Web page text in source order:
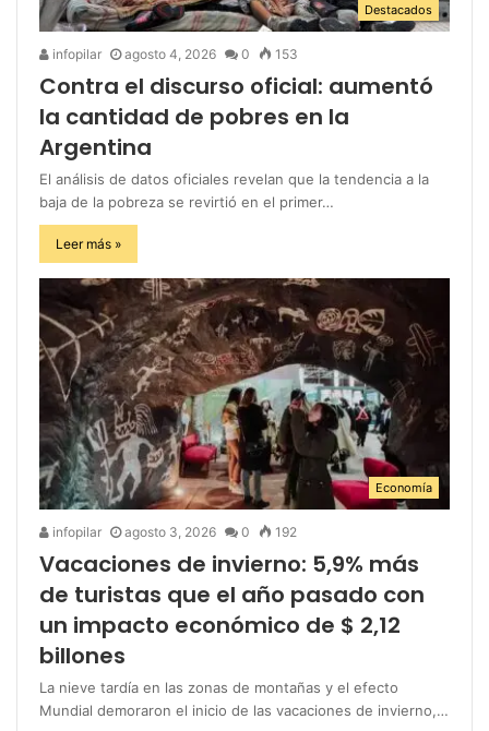
Destacados
infopilar agosto 4, 2026 0 153
Contra el discurso oficial: aumentó
la cantidad de pobres en la
Argentina
El análisis de datos oficiales revelan que la tendencia a la
baja de la pobreza se revirtió en el primer…
Leer más »
Economía
infopilar agosto 3, 2026 0 192
Vacaciones de invierno: 5,9% más
de turistas que el año pasado con
un impacto económico de $ 2,12
billones
La nieve tardía en las zonas de montañas y el efecto
Mundial demoraron el inicio de las vacaciones de invierno,…